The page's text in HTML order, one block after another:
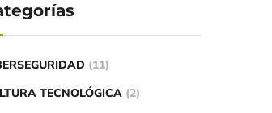
(11)
TECNOLÓGICA (2)